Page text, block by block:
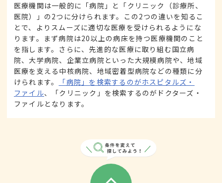
医療機関は一般的に「病院」と「クリニック（診療所、
医院）」の2つに分けられます。この2つの違いを知るこ
とで、よりスムーズに適切な医療を受けられるようにな
ります。まず病院は20以上の病床を持つ医療機関のこと
を指します。さらに、先進的な医療に取り組む国立病
院、大学病院、企業立病院といった大規模病院や、地域
医療を支える中核病院、地域密着型病院などの種類に分
けられます。
「病院」を検索するのがホスピタルズ・
ファイル、「クリニック」を検索するのがドクターズ・
ファイルとなります。